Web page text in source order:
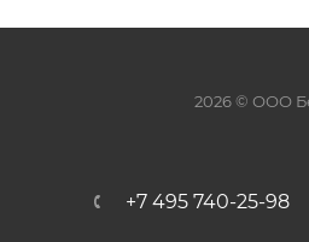
2026 © ООО
+7 495 740-25-98